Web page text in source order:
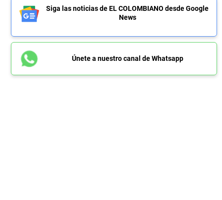
Siga las noticias de EL COLOMBIANO desde Google
News
Únete a nuestro canal de Whatsapp